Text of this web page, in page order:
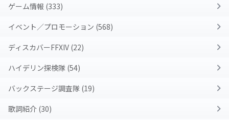
ゲーム情報 (333)
イベント／プロモーション (568)
ディスカバーFFXIV (22)
ハイデリン探検隊 (54)
バックステージ調査隊 (19)
歌詞紹介 (30)